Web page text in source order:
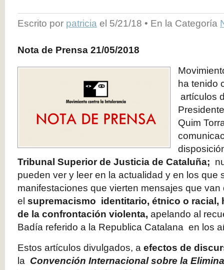
Escrito por patricia el 5/21/18 • En la Categoría
Nota de Prensa 21/05/2018
ha tenido
artículos
Quim
Tribunal Superior de Justicia de Cataluña;
pueden ver y leer en la actualidad y en los que
manifestaciones que vierten mensajes que van
el supremacismo identitario, étnico o racial,
de la confrontación violenta, apelando al
Badía referido a la Republica Catalana en los
Estos artículos divulgados, a efectos de
la Convención Internacional sobre la